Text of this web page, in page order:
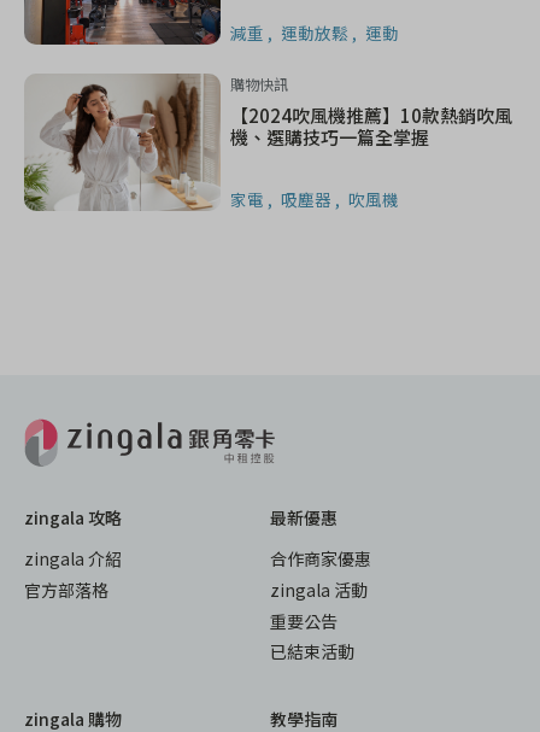
減重 運動放鬆 運動
購物快訊
【2024吹風機推薦】10款熱銷吹風
機、選購技巧一篇全掌握
家電 吸塵器 吹風機
zingala 攻略
zingala 介紹
官方部落格
最新優惠
合作商家優惠
zingala 活動
重要公告
已結束活動
zingala 購物
教學指南